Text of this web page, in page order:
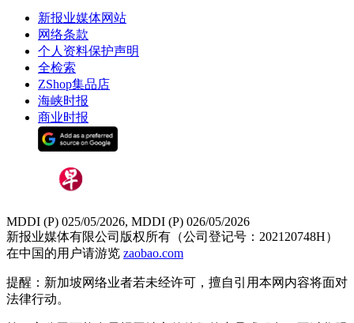
新报业媒体网站
网络条款
个人资料保护声明
全检索
ZShop集品店
海峡时报
商业时报
MDDI (P) 025/05/2026, MDDI (P) 026/05/2026
新报业媒体有限公司版权所有（公司登记号：202120748H）
在中国的用户请游览 zaobao.com
提醒：新加坡网络业者若未经许可，擅自引用本网内容将面对
法律行动。